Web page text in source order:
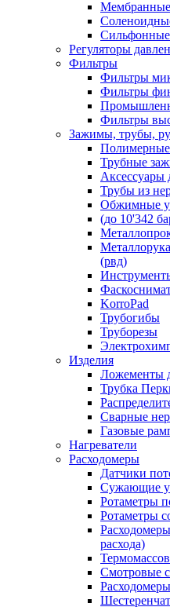
Мембранные
Регуляторы
Фильтры
Фильтры
Фильтры
Фильтры
Зажимы, трубы,
Полимерные
Трубные
Аксессуары
Трубы из
Обжимные
(до 10'342
(рвд)
KorroPad
Трубогибы
Труборезы
Изделия
Ложементы
Трубка
Сварные
Газовые
Нагреватели
Расходомеры
Датчики
Сужающие
Ротаметры
Ротаметры
расхода)
Смотровые